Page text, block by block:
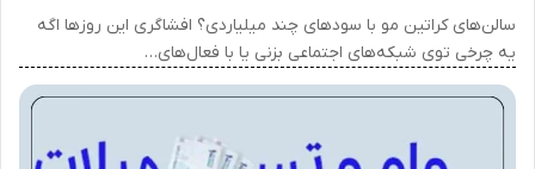
سالن‌های کراتین مو با سودهای چند میلیاردی؟ افشاگری این روزها اگه
یه چرخی توی شبکه‌های اجتماعی بزنی یا با فعال‌های…